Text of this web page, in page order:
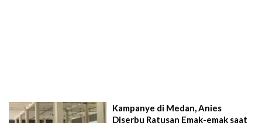
Kampanye di Medan, Anies
Diserbu Ratusan Emak-emak saat